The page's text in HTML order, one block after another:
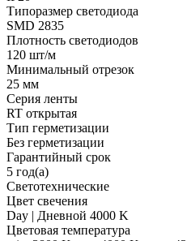
Типоразмер светодиода
SMD 2835
Плотность светодиодов
120 шт/м
Минимальный отрезок
25 мм
Серия ленты
RT открытая
Тип герметизации
Без герметизации
Гарантийный срок
5 год(а)
Светотехнические
Цвет свечения
Day | Дневной 4000 K
Цветовая температура